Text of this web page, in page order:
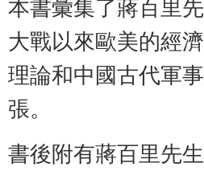
本書彙集了蔣百里
大戰以來歐美的經
理論和中國古代軍
張。
書後附有蔣百里先